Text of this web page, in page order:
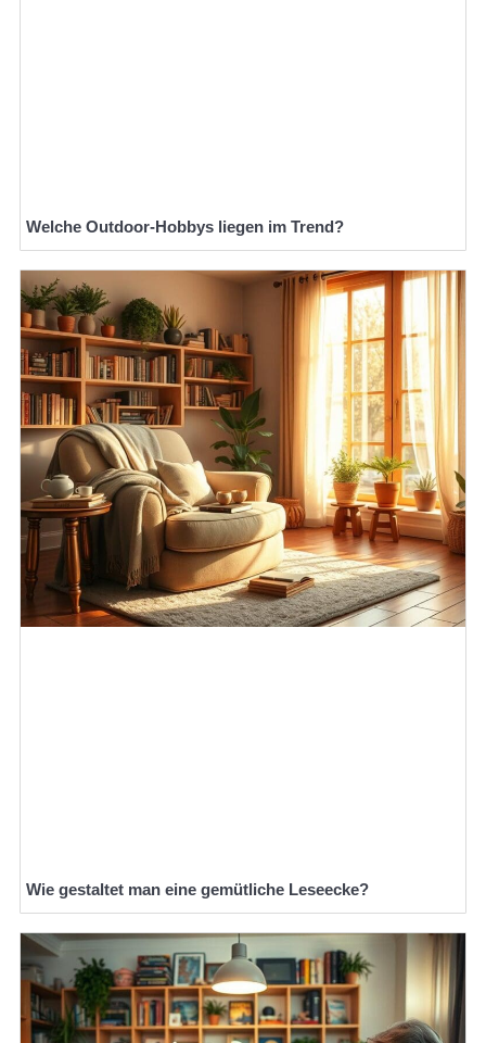
Welche Outdoor-Hobbys liegen im Trend?
Wie gestaltet man eine gemütliche Leseecke?